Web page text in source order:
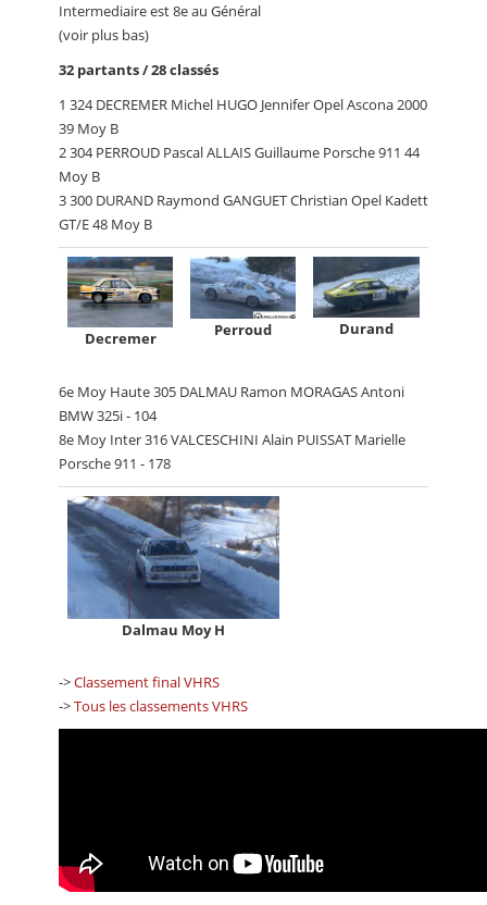
Intermediaire est 8e au Général
(voir plus bas)
32 partants / 28 classés
1 324 DECREMER Michel HUGO Jennifer Opel Ascona 2000
39 Moy B
2 304 PERROUD Pascal ALLAIS Guillaume Porsche 911 44
Moy B
3 300 DURAND Raymond GANGUET Christian Opel Kadett
GT/E 48 Moy B
Decremer Perroud Durand
6e Moy Haute 305 DALMAU Ramon MORAGAS Antoni
BMW 325i - 104
8e Moy Inter 316 VALCESCHINI Alain PUISSAT Marielle
Porsche 911 - 178
Dalmau Moy H
->Classement final VHRS
->Tous les classements VHRS